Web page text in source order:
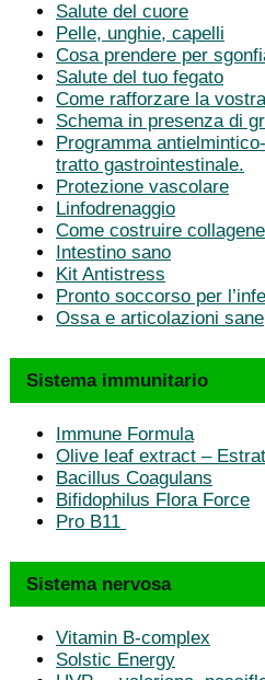
Salute del cuore
Pelle, unghie, capelli
Cosa prendere per
Salute del tuo fegato
Come rafforzare la
Schema in presenza di
Programma
tratto gastrointestinale.
Protezione vascolare
Linfodrenaggio
Come costruire
Intestino sano
Kit Antistress
Pronto soccorso per
Ossa e articolazioni sane
Sistema immunitario
Immune Formula
Olive leaf extract –
Bacillus Coagulans
Bifidophilus Flora Force
Pro B11
Sistema nervosa
Vitamin B-complex
Solstic Energy